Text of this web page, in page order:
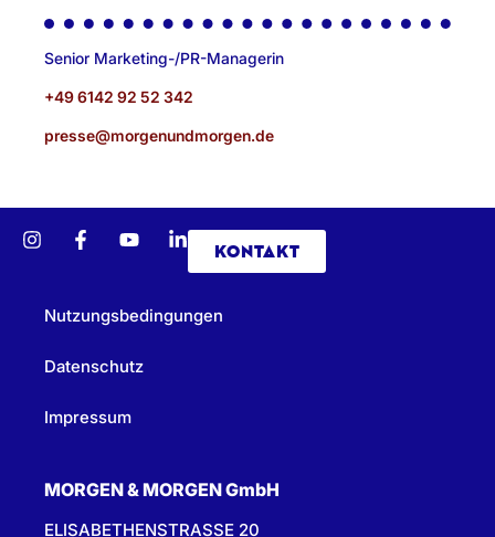
Senior Marketing-/PR-Managerin
+49 6142 92 52 342
presse@morgenundmorgen.de
KONTAKT
Nutzungsbedingungen
Datenschutz
Impressum
MORGEN & MORGEN GmbH
ELISABETHENSTRASSE 20